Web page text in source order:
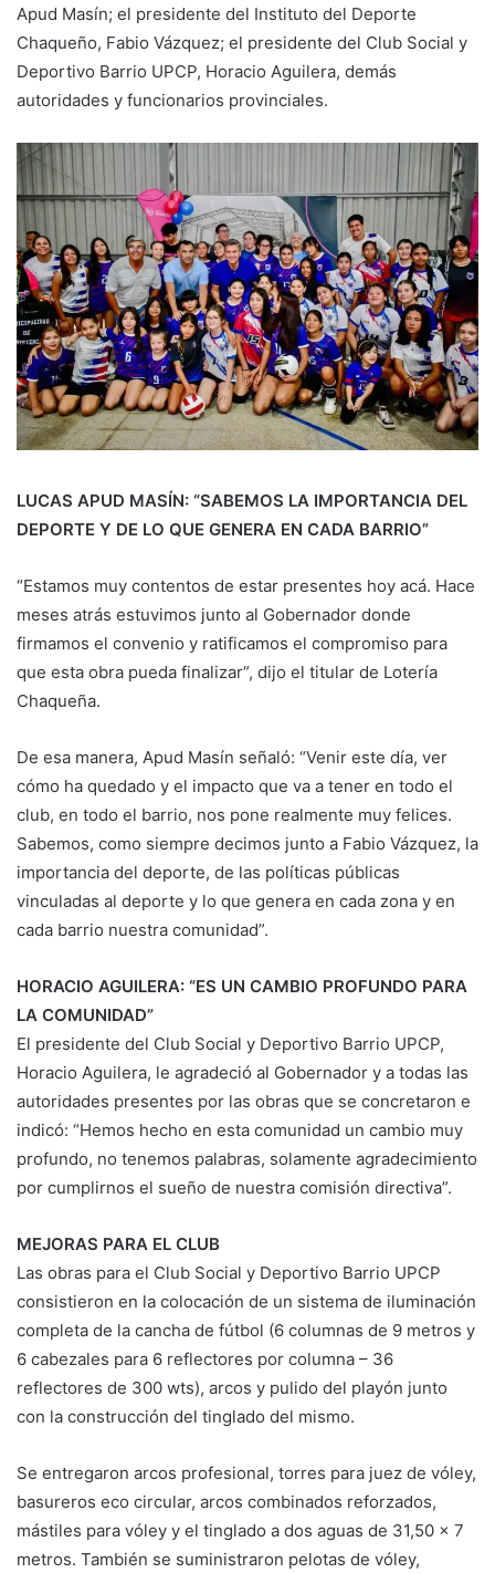
Apud Masín; el presidente del Instituto del Deporte
Chaqueño, Fabio Vázquez; el presidente del Club Social y
Deportivo Barrio UPCP, Horacio Aguilera, demás
autoridades y funcionarios provinciales.
LUCAS APUD MASÍN: “SABEMOS LA IMPORTANCIA DEL
DEPORTE Y DE LO QUE GENERA EN CADA BARRIO”
“Estamos muy contentos de estar presentes hoy acá. Hace
meses atrás estuvimos junto al Gobernador donde
firmamos el convenio y ratificamos el compromiso para
que esta obra pueda finalizar”, dijo el titular de Lotería
Chaqueña.
De esa manera, Apud Masín señaló: “Venir este día, ver
cómo ha quedado y el impacto que va a tener en todo el
club, en todo el barrio, nos pone realmente muy felices.
Sabemos, como siempre decimos junto a Fabio Vázquez, la
importancia del deporte, de las políticas públicas
vinculadas al deporte y lo que genera en cada zona y en
cada barrio nuestra comunidad”.
HORACIO AGUILERA: “ES UN CAMBIO PROFUNDO PARA
LA COMUNIDAD”
El presidente del Club Social y Deportivo Barrio UPCP,
Horacio Aguilera, le agradeció al Gobernador y a todas las
autoridades presentes por las obras que se concretaron e
indicó: “Hemos hecho en esta comunidad un cambio muy
profundo, no tenemos palabras, solamente agradecimiento
por cumplirnos el sueño de nuestra comisión directiva”.
MEJORAS PARA EL CLUB
Las obras para el Club Social y Deportivo Barrio UPCP
consistieron en la colocación de un sistema de iluminación
completa de la cancha de fútbol (6 columnas de 9 metros y
6 cabezales para 6 reflectores por columna – 36
reflectores de 300 wts), arcos y pulido del playón junto
con la construcción del tinglado del mismo.
Se entregaron arcos profesional, torres para juez de vóley,
basureros eco circular, arcos combinados reforzados,
mástiles para vóley y el tinglado a dos aguas de 31,50 x 7
metros. También se suministraron pelotas de vóley,